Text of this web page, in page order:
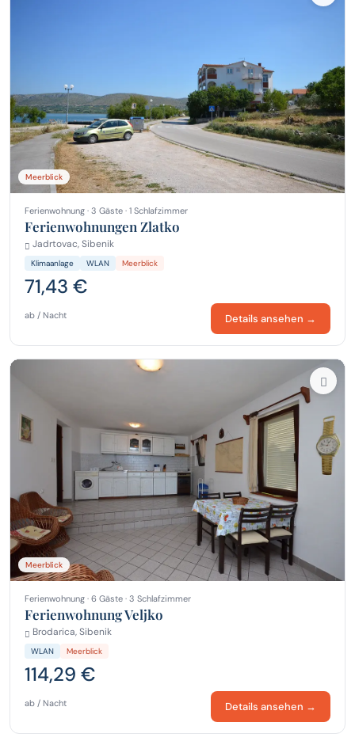
Meerblick
Ferienwohnung · 3 Gäste · 1 Schlafzimmer
Ferienwohnungen Zlatko
Jadrtovac, Sibenik
Klimaanlage WLAN Meerblick
71,43 €
ab / Nacht Details ansehen →
Meerblick
Ferienwohnung · 6 Gäste · 3 Schlafzimmer
Ferienwohnung Veljko
Brodarica, Sibenik
WLAN Meerblick
114,29 €
ab / Nacht Details ansehen →